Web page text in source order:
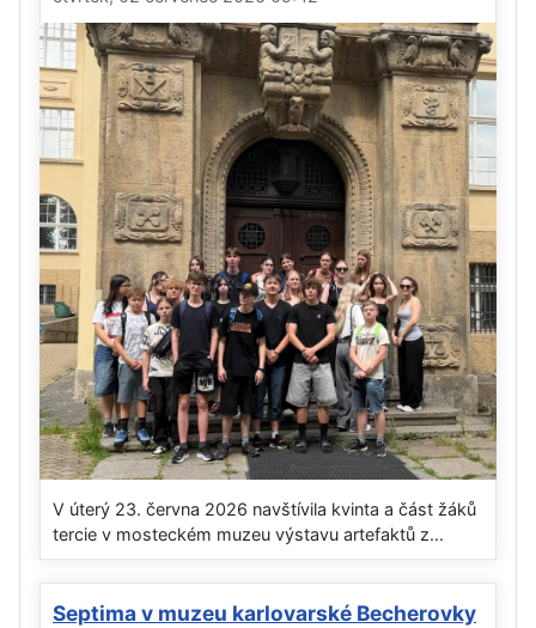
V úterý 23. června 2026 navštívila kvinta a část žáků
tercie v mosteckém muzeu výstavu artefaktů z...
Septima v muzeu karlovarské Becherovky